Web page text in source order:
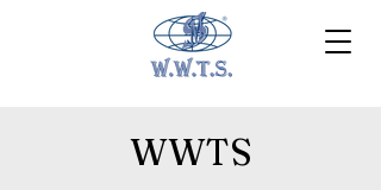
WWTS